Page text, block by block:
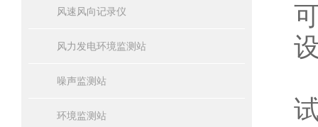
风速风向记录仪
风力发电环境监测站
噪声监测站
环境监测站